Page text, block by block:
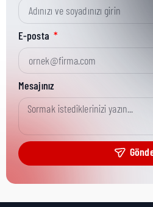
Kısa Parça No:
Ürün Grubu:
Ürün Kategorisi:
Nakliye Yüksekliği:
E-posta
Mesajınız